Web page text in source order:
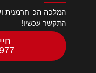
המלכה הכי חרמנית
התקשר עכשיו!